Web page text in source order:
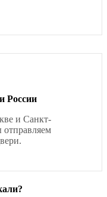
России
и Санкт-
отправляем